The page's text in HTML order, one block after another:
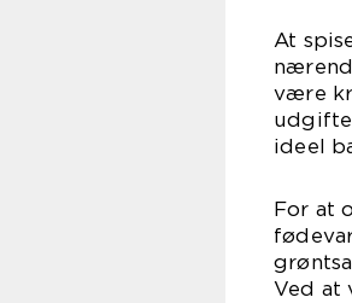
At
være
ideel
For at
Ved at